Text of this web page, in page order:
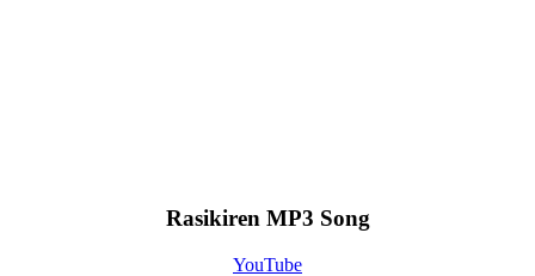
Rasikiren MP3 Song
YouTube